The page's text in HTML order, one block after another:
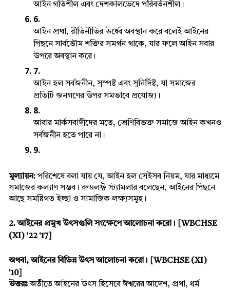
আইন গতিশীল এবং দেশকালভেদে পরিবর্তনশীল।
আইন প্রথা, রীতিনীতির ঊর্ধ্বে অবস্থান করে বলেই আইনের
পিছনে সার্বভৌম শক্তির সমর্থন থাকে, যার ফলে আইন সবার
উপরে অবস্থান করে।
আইন হল সর্বজনীন, সুস্পষ্ট এবং সুনির্দিষ্ট, যা সমাজের
প্রতিটি জনগণের উপর সমভাবে প্রযোজ্য।
আবার মার্কসবাদীদের মতে, শ্রেণিবিভক্ত সমাজে আইন কখনও
সর্বজনীন হতে পারে না।
মূল্যায়ন: পরিশেষে বলা যায় যে, আইন হল সেইসব নিয়ম, যার মাধ্যমে
সমাজের কল্যাণ সম্ভব। রুডলফ্ট স্ট্যামলার বলেছেন, আইনের পিছনে
আছে সমষ্টিগত ইচ্ছা ও সামাজিক লক্ষ্যসমূহ।
2. আইনের প্রমুখ উৎসগুলি সংক্ষেপে আলোচনা করো। [WBCHSE
(XI) '22 '17]
অথবা, আইনের বিভিন্ন উৎস আলোচনা করো। [WBCHSE (XI)
'10]
উত্তরঃ অতীতে আইনের উৎস হিসেবে ঈশ্বরের আদেশ, প্রথা, ধর্ম